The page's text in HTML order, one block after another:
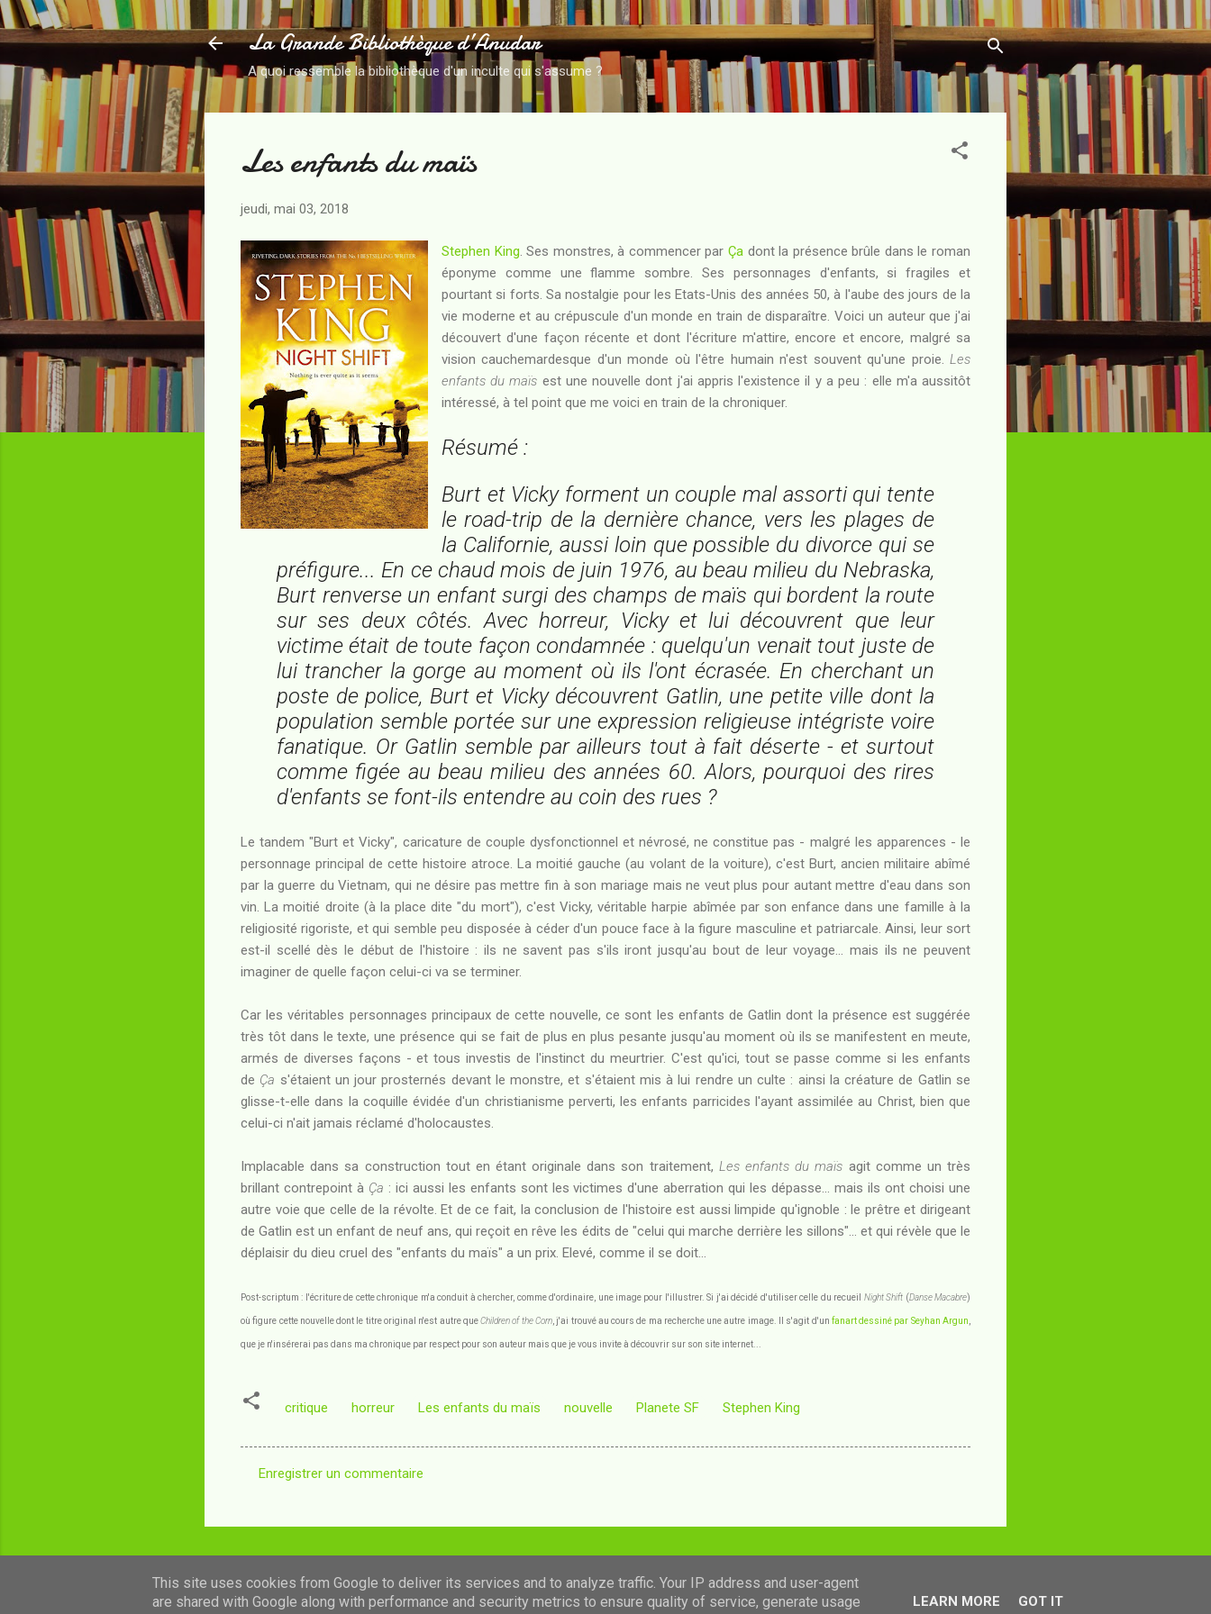
Accéder au contenu principal
La Grande Bibliothèque d’Anudar
A quoi ressemble la bibliothèque d'un inculte qui s'assume ?
Les enfants du maïs
jeudi, mai 03, 2018
Stephen King . Ses monstres, à commencer parÇa dont la présence brûle dans le roman
éponyme comme une flamme sombre. Ses personnages d'enfants, si fragiles et
pourtant si forts. Sa nostalgie pour les Etats-Unis des années 50, à l'aube des jours de la
vie moderne et au crépuscule d'un monde en train de disparaître. Voici un auteur que j'ai
découvert d'une façon récente et dont l'écriture m'attire, encore et encore, malgré sa
vision cauchemardesque d'un monde où l'être humain n'est souvent qu'une proie. Les
enfants du maïs est une nouvelle dont j'ai appris l'existence il y a peu : elle m'a aussitôt
intéressé, à tel point que me voici en train de la chroniquer.
Résumé :
Burt et Vicky forment un couple mal assorti qui tente
leroad-trip de la dernière chance, vers les plages de
la Californie, aussi loin que possible du divorce qui se
préfigure... En ce chaud mois de juin 1976, au beau milieu du Nebraska,
Burt renverse un enfant surgi des champs de maïs qui bordent la route
sur ses deux côtés. Avec horreur, Vicky et lui découvrent que leur
victime était de toute façon condamnée : quelqu'un venait tout juste de
lui trancher la gorge au moment où ils l'ont écrasée. En cherchant un
poste de police, Burt et Vicky découvrent Gatlin, une petite ville dont la
population semble portée sur une expression religieuse intégriste voire
fanatique. Or Gatlin semble par ailleurs tout à fait déserte - et surtout
comme figée au beau milieu des années 60. Alors, pourquoi des rires
d'enfants se font-ils entendre au coin des rues ?
Le tandem "Burt et Vicky", caricature de couple dysfonctionnel et névrosé, ne constitue pas - malgré les apparences - le
personnage principal de cette histoire atroce. La moitié gauche (au volant de la voiture), c'est Burt, ancien militaire abîmé
par la guerre du Vietnam, qui ne désire pas mettre fin à son mariage mais ne veut plus pour autant mettre d'eau dans son
vin. La moitié droite (à la place dite "du mort"), c'est Vicky, véritable harpie abîmée par son enfance dans une famille à la
religiosité rigoriste, et qui semble peu disposée à céder d'un pouce face à la figure masculine et patriarcale. Ainsi, leur sort
est-il scellé dès le début de l'histoire : ils ne savent pas s'ils iront jusqu'au bout de leur voyage... mais ils ne peuvent
imaginer de quelle façon celui-ci va se terminer.
Car les véritables personnages principaux de cette nouvelle, ce sont les enfants de Gatlin dont la présence est suggérée
très tôt dans le texte, une présence qui se fait de plus en plus pesante jusqu'au moment où ils se manifestent en meute,
armés de diverses façons - et tous investis de l'instinct du meurtrier. C'est qu'ici, tout se passe comme si les enfants
de Ça s'étaient un jour prosternés devant le monstre, et s'étaient mis à lui rendre un culte : ainsi la créature de Gatlin se
glisse-t-elle dans la coquille évidée d'un christianisme perverti, les enfants parricides l'ayant assimilée au Christ, bien que
celui-ci n'ait jamais réclamé d'holocaustes.
Implacable dans sa construction tout en étant originale dans son traitement, Les enfants du maïs agit comme un très
brillant contrepoint à Ça : ici aussi les enfants sont les victimes d'une aberration qui les dépasse... mais ils ont choisi une
autre voie que celle de la révolte. Et de ce fait, la conclusion de l'histoire est aussi limpide qu'ignoble : le prêtre et dirigeant
de Gatlin est un enfant de neuf ans, qui reçoit en rêve les édits de "celui qui marche derrière les sillons"... et qui révèle que le
déplaisir du dieu cruel des "enfants du maïs" a un prix. Elevé, comme il se doit...
Post-scriptum : l'écriture de cette chronique m'a conduit à chercher, comme d'ordinaire, une image pour l'illustrer. Si j'ai décidé d'utiliser celle du recueil Night Shift (Danse Macabre)
où figure cette nouvelle dont le titre original n'est autre queChildren of the Corn, j'ai trouvé au cours de ma recherche une autre image. Il s'agit d'un fanart dessiné par Seyhan Argun
que je n'insérerai pas dans ma chronique par respect pour son auteur mais que je vous invite à découvrir sur son site internet...
critique horreur Les enfants du maïs nouvelle Planete SF Stephen King
e
Enregistrer un commentaire
Images de thèmes deluoman
This site uses cookies from Google to deliver its services and to analyze traffic. Your IP address and user-agent
are shared with Google along with performance and security metrics to ensure quality of service, generate usage
LEARN MORE GOT IT